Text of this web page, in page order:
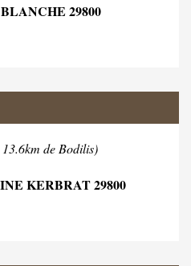
29800
de Bodilis)
KERBRAT 29800